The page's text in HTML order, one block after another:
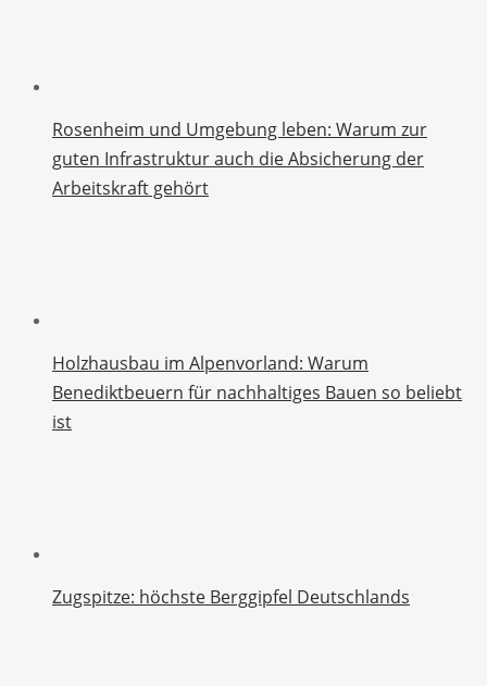
Rosenheim und Umgebung leben: Warum zur
guten Infrastruktur auch die Absicherung der
Arbeitskraft gehört
Holzhausbau im Alpenvorland: Warum
Benediktbeuern für nachhaltiges Bauen so beliebt
ist
Zugspitze: höchste Berggipfel Deutschlands